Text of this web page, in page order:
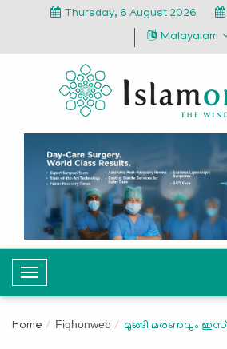
Thursday, 6 August 2026
Malayalam
T
o
g
Home Fiqhonweb മുങ്ങി മരണവും